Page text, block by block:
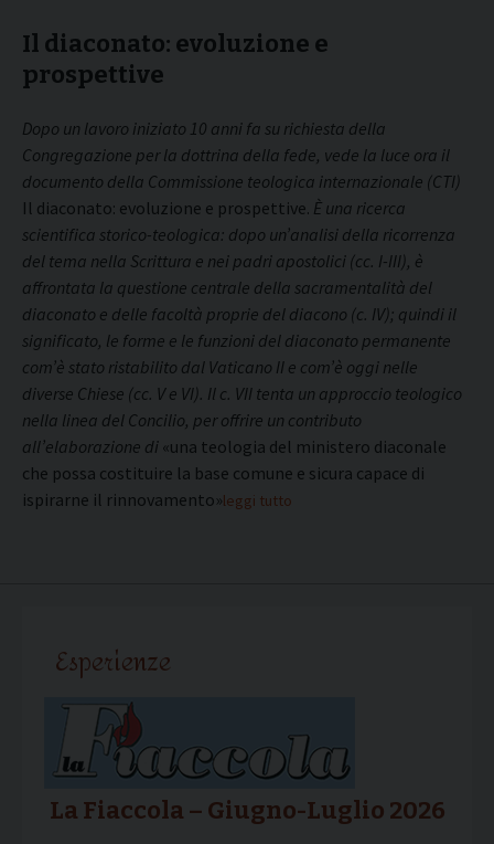
Il diaconato: evoluzione e
prospettive
Dopo un lavoro iniziato 10 anni fa su richiesta della
Congregazione per la dottrina della fede, vede la luce ora il
documento della Commissione teologica internazionale (CTI)
Il diaconato: evoluzione e prospettive. È una ricerca
scientifica storico-teologica: dopo un’analisi della ricorrenza
del tema nella Scrittura e nei padri apostolici (cc. I-III), è
affrontata la questione centrale della sacramentalità del
diaconato e delle facoltà proprie del diacono (c. IV); quindi il
significato, le forme e le funzioni del diaconato permanente
com’è stato ristabilito dal Vaticano II e com’è oggi nelle
diverse Chiese (cc. V e VI). Il c. VII tenta un approccio teologico
nella linea del Concilio, per offrire un contributo
all’elaborazione di «una teologia del ministero diaconale
che possa costituire la base comune e sicura capace di
ispirarne il rinnovamento».leggi tutto
Esperienze
La Fiaccola – Giugno-Luglio 2026